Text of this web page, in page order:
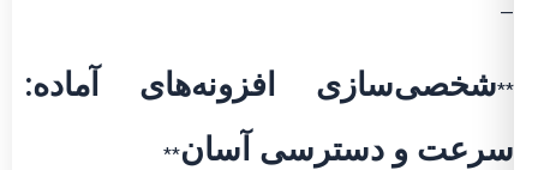
—
**شخصی‌سازی افزونه‌های آماده:
سرعت و دسترسی آسان**